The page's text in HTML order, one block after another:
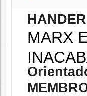
MARX